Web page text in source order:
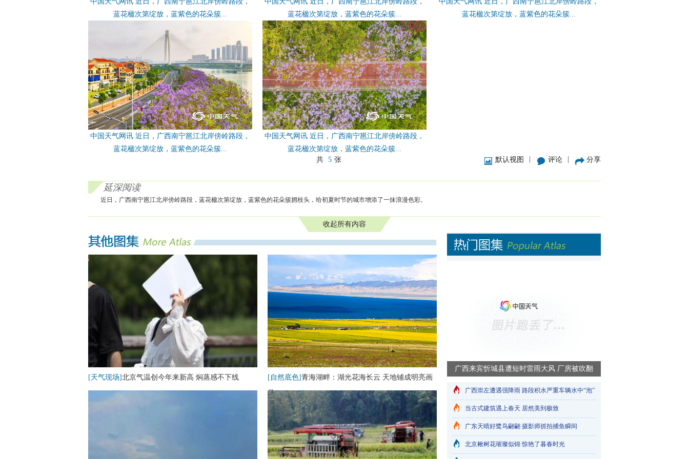
蓝花楹次第绽放，蓝紫色的花朵簇...
蓝花楹次第绽放，蓝紫色的花朵簇...
蓝花楹次第绽放，蓝紫色的花朵簇...
中国天气网讯 近日，广西南宁邕江北岸傍岭路段，
蓝花楹次第绽放，蓝紫色的花朵簇...
中国天气网讯 近日，广西南宁邕江北岸傍岭路段，
蓝花楹次第绽放，蓝紫色的花朵簇...
共 5 张 默认视图 评论 分享
延深阅读
近日，广西南宁邕江北岸傍岭路段，蓝花楹次第绽放，蓝紫色的花朵簇拥枝头，给初夏时节的城市增添了一抹浪漫色彩。
收起所有内容
[天气现场]北京气温创今年来新高 焖蒸感不下线 [自然底色]青海湖畔：湖光花海长云 天地铺成明亮画
卷
广西来宾忻城县遭短时雷雨大风 厂房被吹翻
广西崇左遭遇强降雨 路段积水严重车辆水中“泡”​
当古式建筑遇上春天 居然美到极致
广东天晴好鹭鸟翩翩 摄影师抓拍捕鱼瞬间
北京楸树花璀璨似锦 惊艳了暮春时光